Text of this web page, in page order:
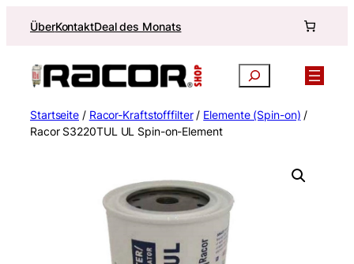
InhaltÜberKontaktDeal des Monats
Suchen
Startseite / Racor-Kraftstofffilter/ Elemente (Spin-on) /
Racor S3220TUL UL Spin-on-Element